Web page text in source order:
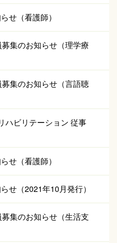
せ（看護師）
集のお知らせ（理学療
集のお知らせ（言語聴
ビリテーション 従事
せ（看護師）
せ（2021年10月発行）
集のお知らせ（生活支